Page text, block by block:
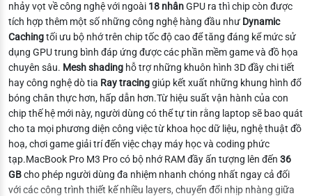
nhảy vọt về công nghệ với ngoài 18 nhânGPU ra thì chip còn được
tích hợp thêm một số những công nghệ hàng đầu như Dynamic
Cachingtối ưu bộ nhớ trên chip tốc độ cao để tăng đáng kể mức sử
dụng GPU trung bình đáp ứng được các phần mềm game và đồ họa
chuyên sâu. Mesh shading hỗ trợ những khuôn hình 3D đầy chi tiết
hay công nghệ dò tia Ray tracinggiúp kết xuất những khung hình đổ
bóng chân thực hơn, hấp dẫn hơn.Từ hiệu suất vận hành của con
chip thế hệ mới này, người dùng có thể tự tin rằng laptop sẽ bao quát
cho ta mọi phương diện công việc từ khoa học dữ liệu, nghệ thuật đồ
hoạ, chơi game giải trí đến việc chạy máy học và coding phức
tạp.MacBook Pro M3 Pro có bộ nhớ RAM đầy ấn tượng lên đến 36
GBcho phép người dùng đa nhiệm nhanh chóng nhất ngay cả đối
với các công trình thiết kế nhiều layers, chuyển đổi nhịp nhàng giữa